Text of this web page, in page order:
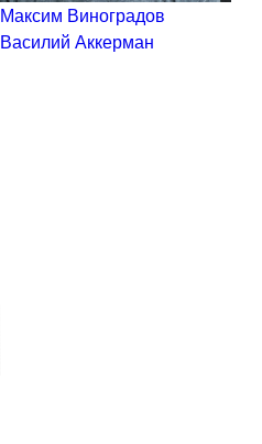
Максим Виноградов
Василий Аккерман